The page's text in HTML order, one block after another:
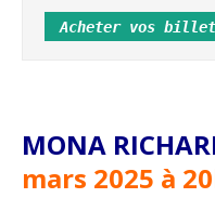
Acheter vos
MONA
mars 2025 à